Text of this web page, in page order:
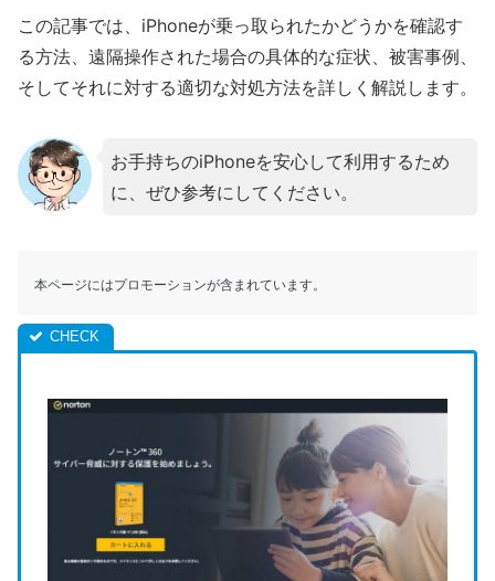
この記事では、iPhoneが乗っ取られたかどうかを確認す
る方法、遠隔操作された場合の具体的な症状、被害事例、
そしてそれに対する適切な対処方法を詳しく解説します。
お手持ちのiPhoneを安心して利用するため
に、ぜひ参考にしてください。
本ページにはプロモーションが含まれています。